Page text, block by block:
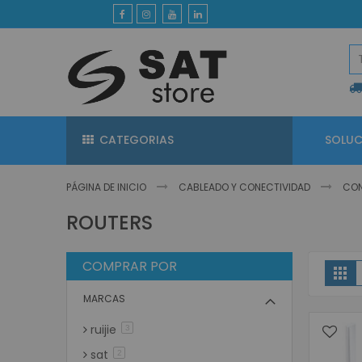
contenido
CATEGORIAS
PÁGINA DE INICIO CABLEADO Y CONECTIVIDAD
ROUTERS
COMPRAR POR
MARCAS
ruijie 3artículos
sat 2artículos